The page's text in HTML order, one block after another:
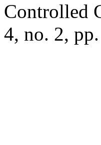
Controlled
4, no. 2,